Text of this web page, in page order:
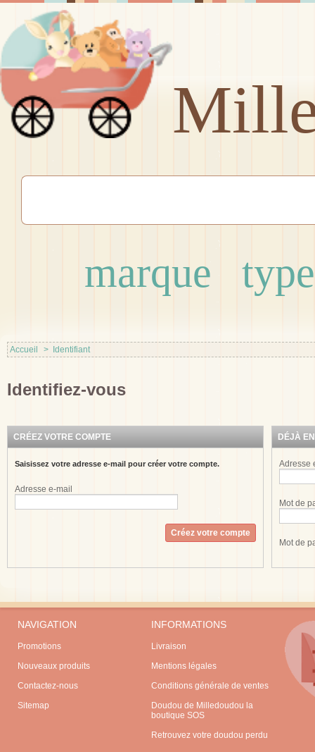
marque type
Accueil > Identifiant
Identifiez-vous
CRÉEZ VOTRE COMPTE
Saisissez votre adresse e-mail pour créer votre compte.
Adresse e-mail
DÉJÀ
Adresse
Mot de
Mot de
NAVIGATION
Promotions
Nouveaux produits
Contactez-nous
Sitemap
INFORMATIONS
Livraison
Mentions légales
Conditions générale de ventes
Doudou de Milledoudou la
boutique SOS
Retrouvez votre doudou perdu